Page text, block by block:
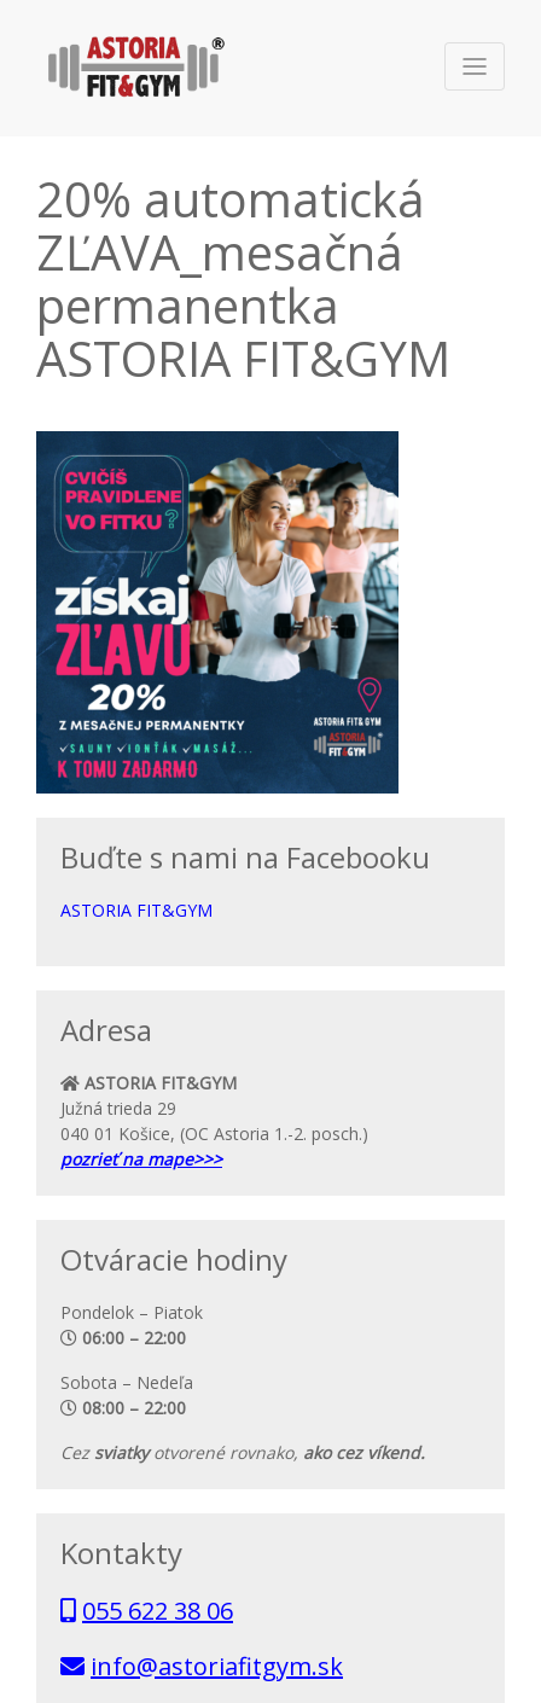
20% automatická
ZĽAVA_mesačná
permanentka
ASTORIA FIT&GYM
Buďte s nami na Facebooku
ASTORIA FIT&GYM
Adresa
ASTORIA FIT&GYM
Južná trieda 29
040 01 Košice, (OC Astoria 1.-2. posch.)
pozrieť na mape>>>
Otváracie hodiny
Pondelok – Piatok
06:00 – 22:00
Sobota – Nedeľa
08:00 – 22:00
Cez sviatkyotvorené rovnako, ako cez víkend.
Kontakty
055 622 38 06
info@astoriafitgym.sk